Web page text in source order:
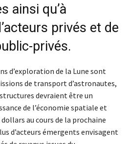
ainsi qu’à
privés et de
privés.
d’exploration de la Lune sont
de transport d’astronautes,
devraient être un
de l’économie spatiale et
au cours de la prochaine
d’acteurs émergents envisagent